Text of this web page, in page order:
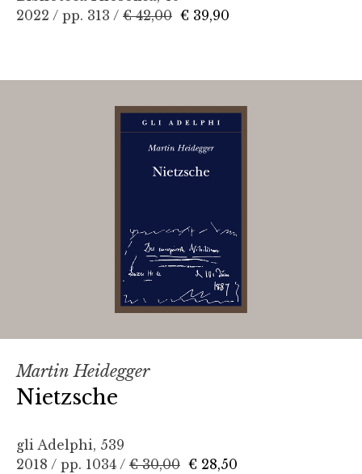
2022 / pp. 313 / € 42,00 € 39,90
Martin Heidegger
Nietzsche
gli Adelphi, 539
2018 / pp. 1034 / € 30,00 € 28,50